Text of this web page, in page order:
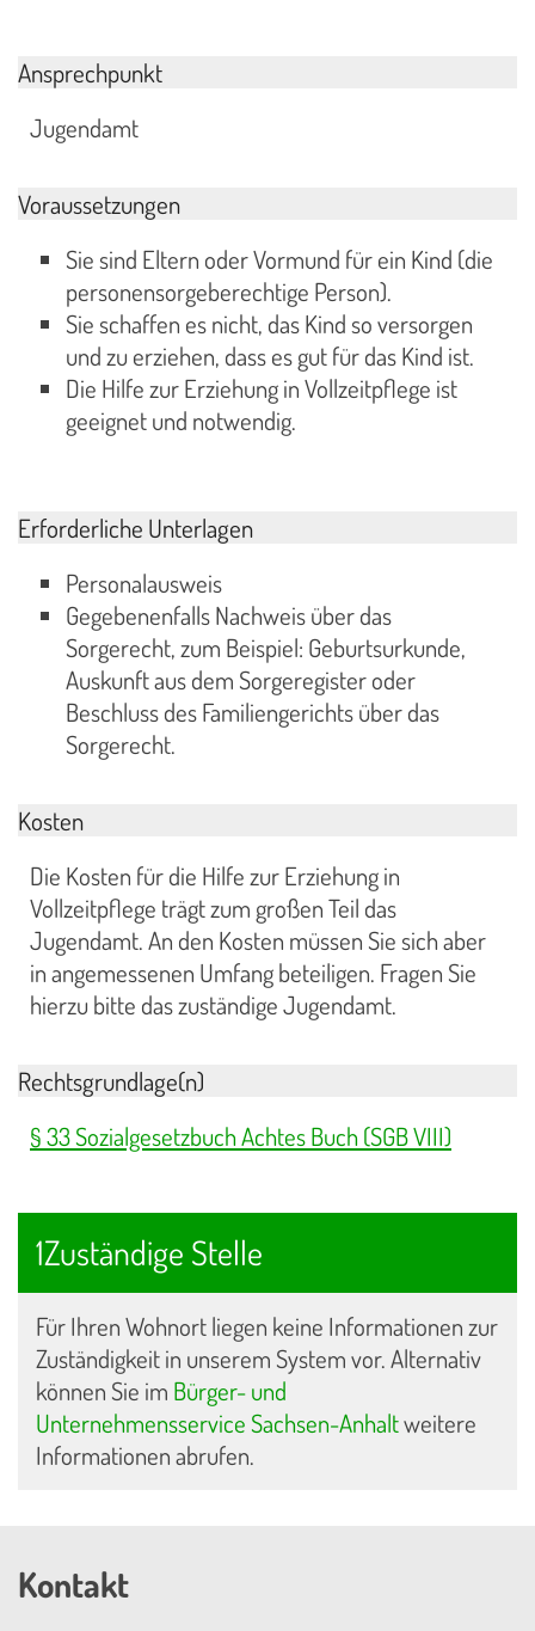
Ansprechpunkt
Jugendamt
Voraussetzungen
Sie sind Eltern oder Vormund für ein Kind (die
personensorgeberechtige Person).
Sie schaffen es nicht, das Kind so versorgen
und zu erziehen, dass es gut für das Kind ist.
Die Hilfe zur Erziehung in Vollzeitpflege ist
geeignet und notwendig.
Erforderliche Unterlagen
Personalausweis
Gegebenenfalls Nachweis über das
Sorgerecht, zum Beispiel: Geburtsurkunde,
Auskunft aus dem Sorgeregister oder
Beschluss des Familiengerichts über das
Sorgerecht.
Kosten
Die Kosten für die Hilfe zur Erziehung in
Vollzeitpflege trägt zum großen Teil das
Jugendamt. An den Kosten müssen Sie sich aber
in angemessenen Umfang beteiligen. Fragen Sie
hierzu bitte das zuständige Jugendamt.
Rechtsgrundlage(n)
§ 33 Sozialgesetzbuch Achtes Buch (SGB VIII)
1Zuständige Stelle
Für Ihren Wohnort liegen keine Informationen zur
Zuständigkeit in unserem System vor. Alternativ
können Sie im Bürger- und
Unternehmensservice Sachsen-Anhaltweitere
Informationen abrufen.
Kontakt